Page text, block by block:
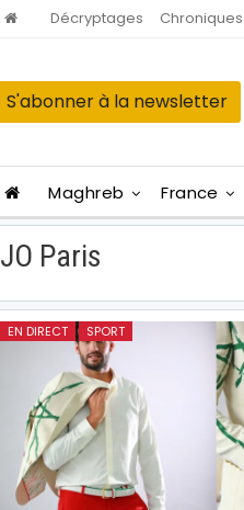
Décryptages Chroniques
S'abonner à la newsletter
Maghreb France
JO Paris
EN DIRECT SPORT